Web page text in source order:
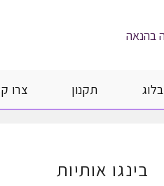
בלוג תקנון צרו
בינגו אותיות